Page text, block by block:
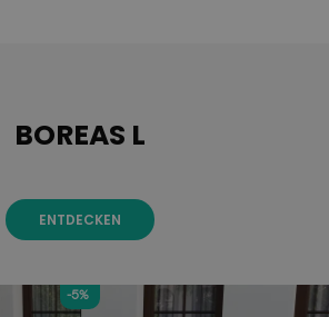
BOREAS L
ENTDECKEN
-5%